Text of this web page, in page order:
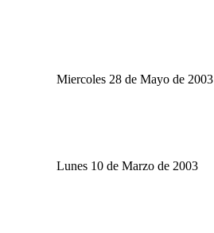
Miercoles 28 de Mayo de 2003
Lunes 10 de Marzo de 2003